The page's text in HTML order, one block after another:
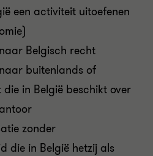
een activiteit uitoefenen
Belgisch recht
buitenlands of
in België beschikt over
zonder
die in België hetzij als